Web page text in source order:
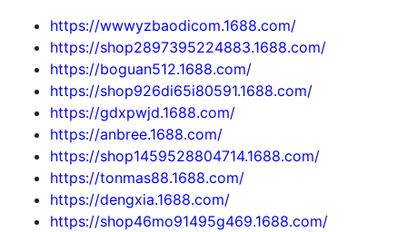
https://wwwyzbaodicom.1688.com/
https://shop2897395224883.1688.com/
https://boguan512.1688.com/
https://shop926di65i80591.1688.com/
https://gdxpwjd.1688.com/
https://anbree.1688.com/
https://shop1459528804714.1688.com/
https://tonmas88.1688.com/
https://dengxia.1688.com/
https://shop46mo91495g469.1688.com/